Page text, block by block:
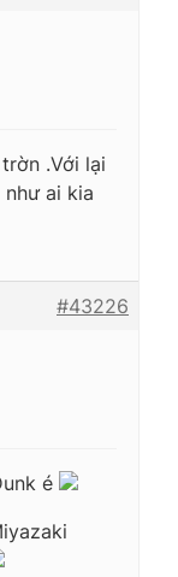
.Với lại
ai kia
#43226
é